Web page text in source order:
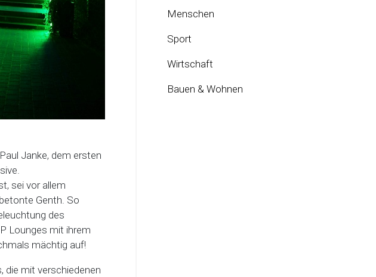
Janke, dem ersten
sei vor allem
Genth. So
des
Lounges mit ihrem
mächtig auf!
die mit verschiedenen
Menschen
Sport
Wirtschaft
Bauen & Wohnen